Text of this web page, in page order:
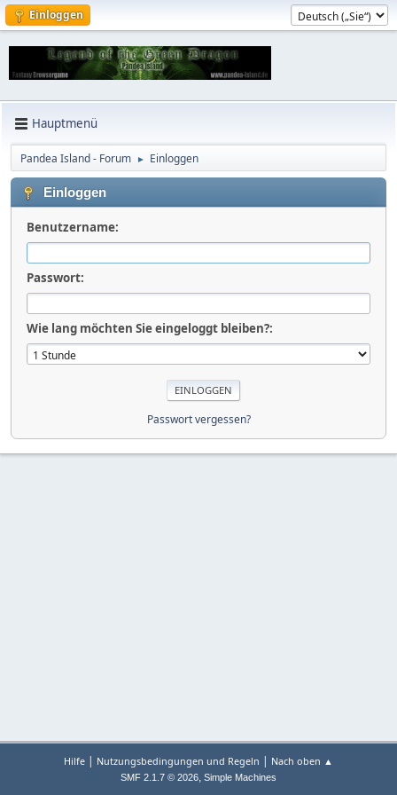
Einloggen
Hauptmenü
Pandea Island - Forum ► Einloggen
Einloggen
Benutzername:
Passwort:
Wie lang möchten Sie eingeloggt bleiben?:
Passwort vergessen?
Hilfe | Nutzungsbedingungen und Regeln | Nach oben ▲
SMF 2.1.7 © 2026, Simple Machines